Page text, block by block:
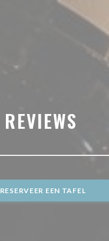
REVIEWS
RESERVEER EEN TAFEL